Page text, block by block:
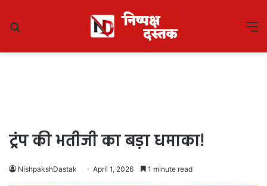
ट्रंप की भतीजी का बड़ा धमाका!
NishpakshDastak April 1, 2026 1 minute read